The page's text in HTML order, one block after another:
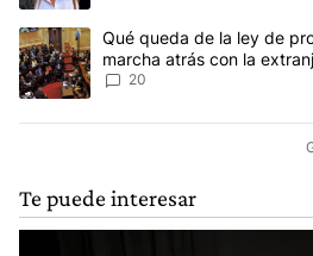
Un artículo de tendencia con el
Qué queda de la ley de
marcha atrás con la
20